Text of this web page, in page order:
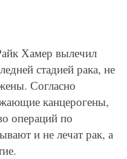
Хамер вылечил
стадией рака, не
Согласно
канцерогены,
операций по
и не лечат рак, а